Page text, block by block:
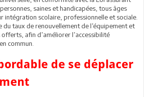
saines et handicapées, tous âges
intégration scolaire, professionnelle et sociale.
taux de renouvellement de l’équipement et
afin d’améliorer l’accessibilité
commun.
de se déplacer